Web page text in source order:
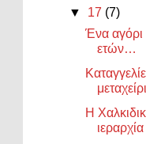
▼ 17 (7)
Ένα αγόρι
ετών…
Η